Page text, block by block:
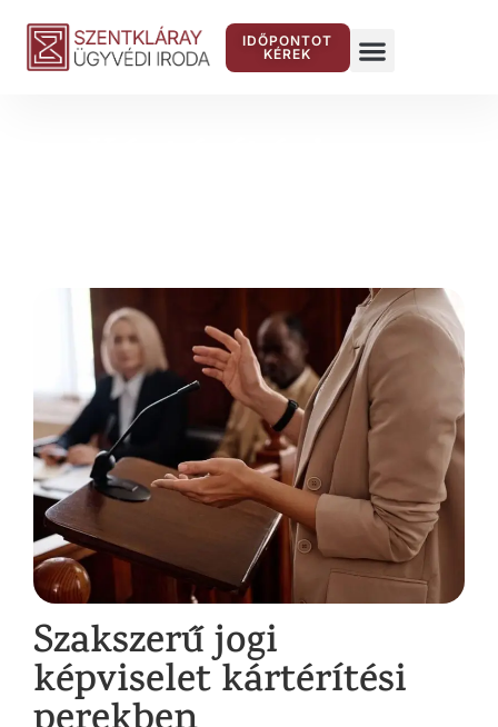
IDŐPONTOT
KÉREK
Szakszerű jogi
képviselet kártérítési